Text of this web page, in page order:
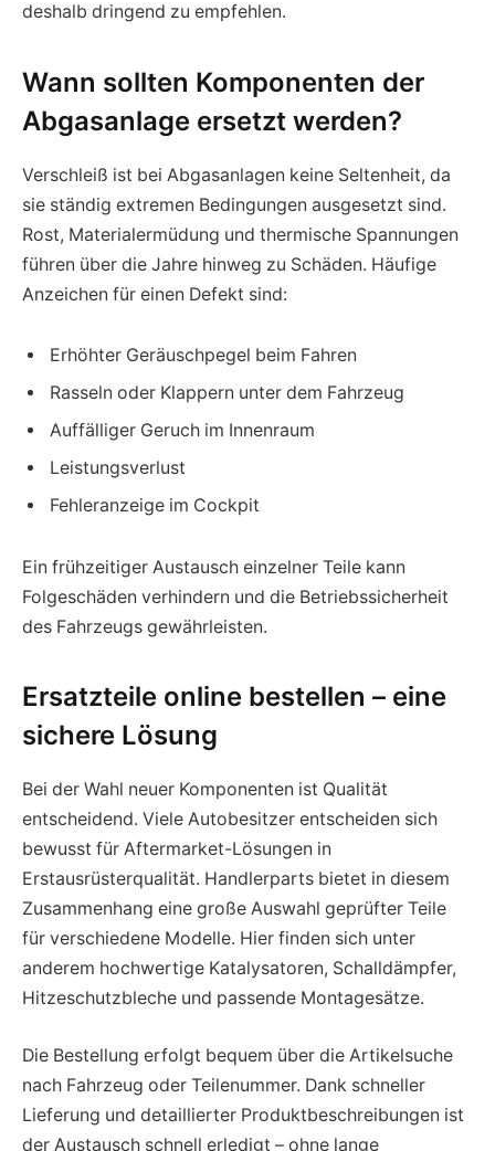
deshalb dringend zu empfehlen.
Wann sollten Komponenten der
Abgasanlage ersetzt werden?
Verschleiß ist bei Abgasanlagen keine Seltenheit, da
sie ständig extremen Bedingungen ausgesetzt sind.
Rost, Materialermüdung und thermische Spannungen
führen über die Jahre hinweg zu Schäden. Häufige
Anzeichen für einen Defekt sind:
Erhöhter Geräuschpegel beim Fahren
Rasseln oder Klappern unter dem Fahrzeug
Auffälliger Geruch im Innenraum
Leistungsverlust
Fehleranzeige im Cockpit
Ein frühzeitiger Austausch einzelner Teile kann
Folgeschäden verhindern und die Betriebssicherheit
des Fahrzeugs gewährleisten.
Ersatzteile online bestellen – eine
sichere Lösung
Bei der Wahl neuer Komponenten ist Qualität
entscheidend. Viele Autobesitzer entscheiden sich
bewusst für Aftermarket-Lösungen in
Erstausrüsterqualität. Handlerparts bietet in diesem
Zusammenhang eine große Auswahl geprüfter Teile
für verschiedene Modelle. Hier finden sich unter
anderem hochwertige Katalysatoren, Schalldämpfer,
Hitzeschutzbleche und passende Montagesätze.
Die Bestellung erfolgt bequem über die Artikelsuche
nach Fahrzeug oder Teilenummer. Dank schneller
Lieferung und detaillierter Produktbeschreibungen ist
der Austausch schnell erledigt – ohne lange